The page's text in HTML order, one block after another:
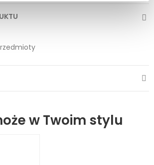
w Twoim stylu